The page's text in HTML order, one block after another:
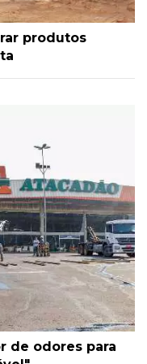
produtos
de odores para